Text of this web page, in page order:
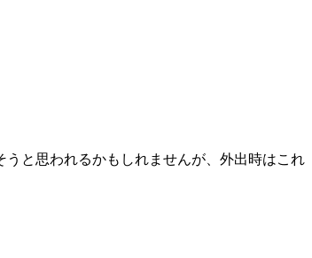
と思われるかもしれませんが、外出時はこれ